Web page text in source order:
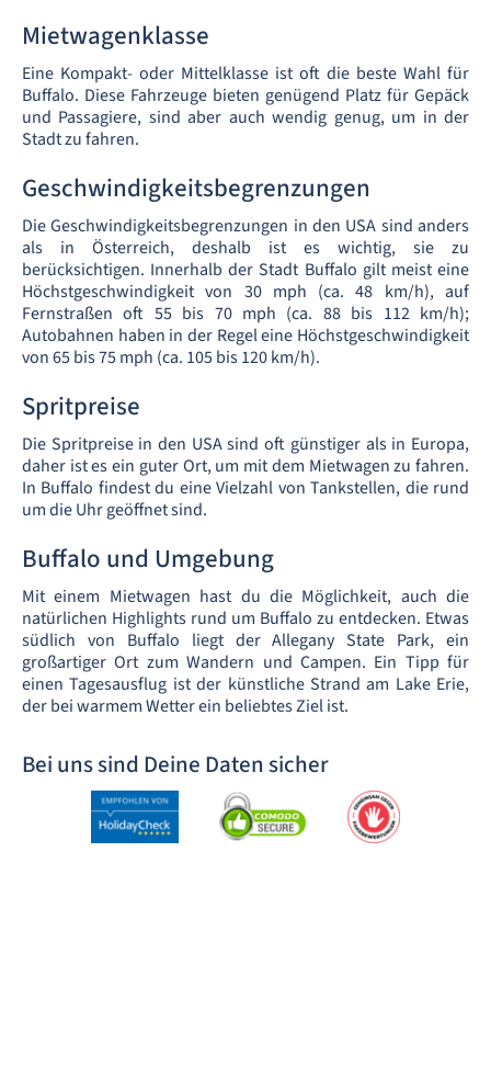
Mietwagenklasse
Eine Kompakt- oder Mittelklasse ist oft die beste Wahl für
Buffalo. Diese Fahrzeuge bieten genügend Platz für Gepäck
und Passagiere, sind aber auch wendig genug, um in der
Stadt zu fahren.
Geschwindigkeitsbegrenzungen
Die Geschwindigkeitsbegrenzungen in den USA sind anders
als in Österreich, deshalb ist es wichtig, sie zu
berücksichtigen. Innerhalb der Stadt Buffalo gilt meist eine
Höchstgeschwindigkeit von 30 mph (ca. 48 km/h), auf
Fernstraßen oft 55 bis 70 mph (ca. 88 bis 112 km/h);
Autobahnen haben in der Regel eine Höchstgeschwindigkeit
von 65 bis 75 mph (ca. 105 bis 120 km/h).
Spritpreise
Die Spritpreise in den USA sind oft günstiger als in Europa,
daher ist es ein guter Ort, um mit dem Mietwagen zu fahren.
In Buffalo findest du eine Vielzahl von Tankstellen, die rund
um die Uhr geöffnet sind.
Buffalo und Umgebung
Mit einem Mietwagen hast du die Möglichkeit, auch die
natürlichen Highlights rund um Buffalo zu entdecken. Etwas
südlich von Buffalo liegt der Allegany State Park, ein
großartiger Ort zum Wandern und Campen. Ein Tipp für
einen Tagesausflug ist der künstliche Strand am Lake Erie,
der bei warmem Wetter ein beliebtes Ziel ist.
Bei uns sind Deine Daten sicher